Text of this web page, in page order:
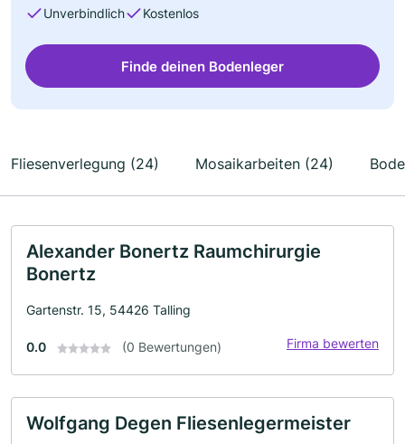
Unverbindlich Kostenlos
Finde deinen Bodenleger
Fliesenverlegung (24) Mosaikarbeiten (24)
Alexander Bonertz Raumchirurgie
Bonertz
Gartenstr. 15, 54426 Talling
0.0 (0 Bewertungen) Firma bewerten
Wolfgang Degen Fliesenlegermeister